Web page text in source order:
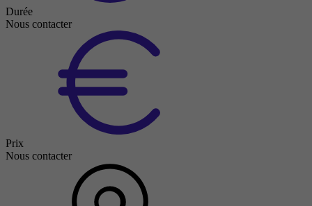
Durée
Nous contacter
Prix
Nous contacter